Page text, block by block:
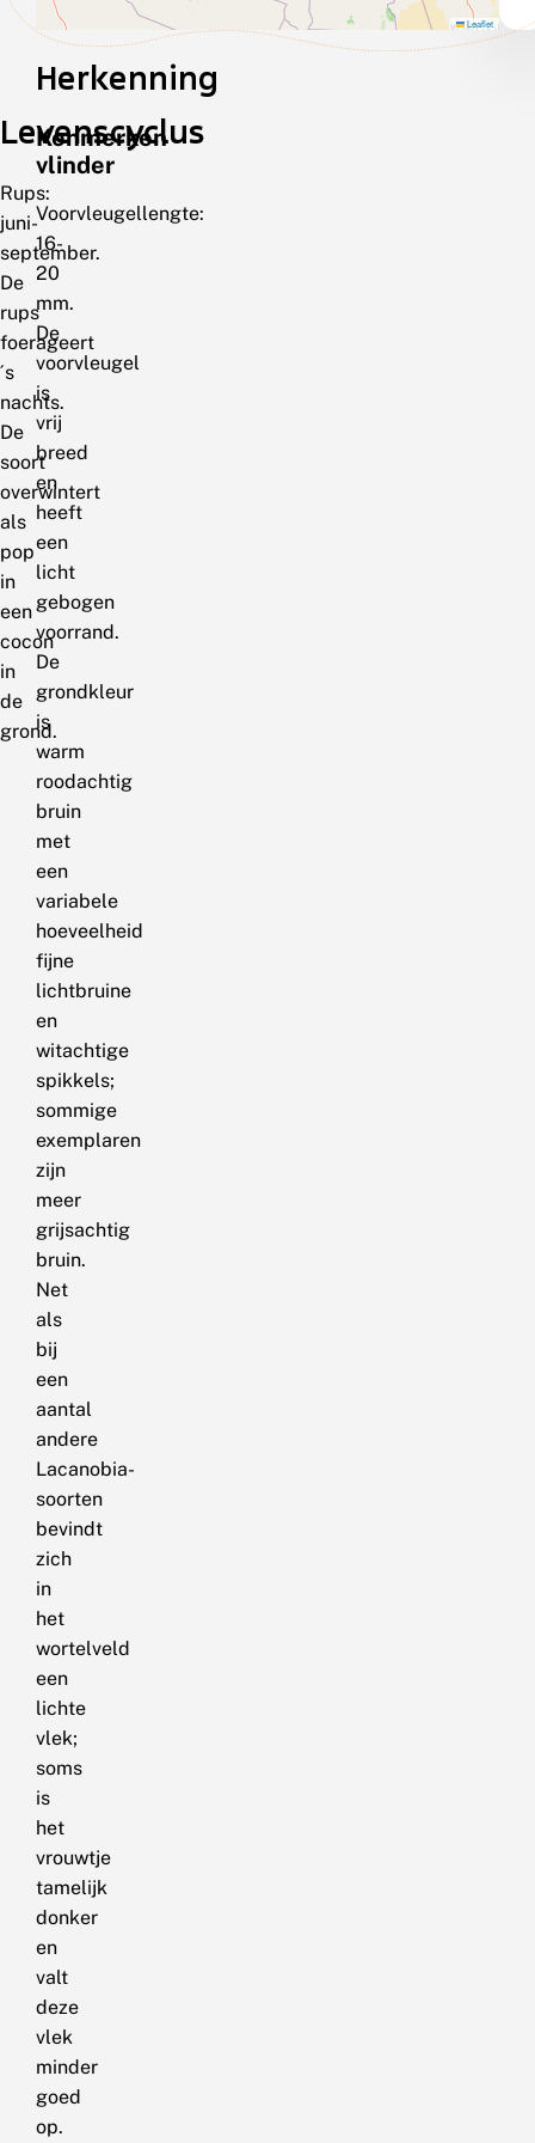
Leaflet
Levenscyclus
Rups:
juni-
september.
De
rups
foerageert
´s
nachts.
De
soort
overwintert
als
pop
in
een
cocon
in
de
grond.
Herkenning
Kenmerken
vlinder
Voorvleugellengte:
16-
20
mm.
De
voorvleugel
is
vrij
breed
en
heeft
een
licht
gebogen
voorrand.
De
grondkleur
is
warm
roodachtig
bruin
met
een
variabele
hoeveelheid
fijne
lichtbruine
en
witachtige
spikkels;
sommige
exemplaren
zijn
meer
grijsachtig
bruin.
Net
als
bij
een
aantal
andere
Lacanobia-
soorten
bevindt
zich
in
het
wortelveld
een
lichte
vlek;
soms
is
het
vrouwtje
tamelijk
donker
en
valt
deze
vlek
minder
goed
op.